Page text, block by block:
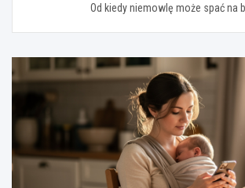
Od kiedy niemowlę może spać na